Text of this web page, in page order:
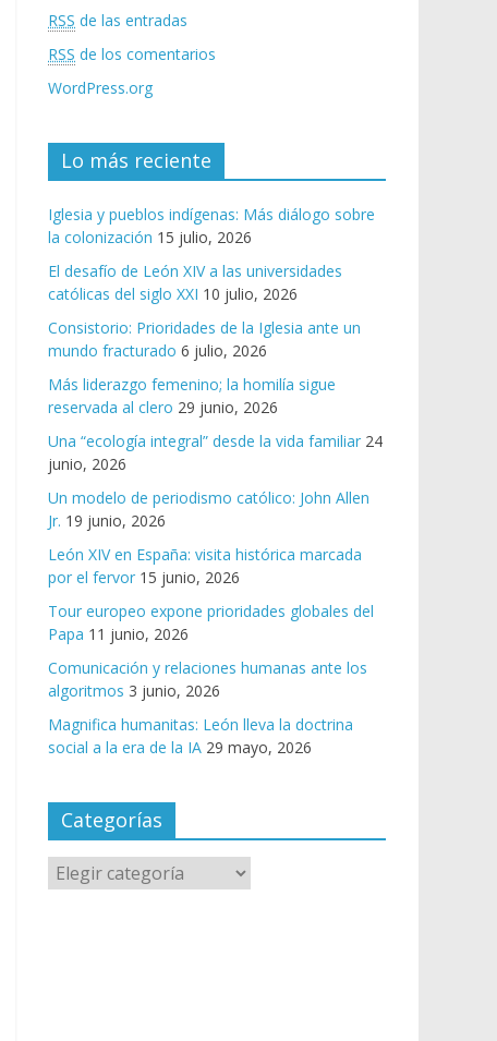
RSS de las entradas
RSS de los comentarios
WordPress.org
Lo más reciente
Iglesia y pueblos indígenas: Más diálogo sobre
la colonización 15 julio, 2026
El desafío de León XIV a las universidades
católicas del siglo XXI 10 julio, 2026
Consistorio: Prioridades de la Iglesia ante un
mundo fracturado 6 julio, 2026
Más liderazgo femenino; la homilía sigue
reservada al clero 29 junio, 2026
Una “ecología integral” desde la vida familiar 24
junio, 2026
Un modelo de periodismo católico: John Allen
Jr. 19 junio, 2026
León XIV en España: visita histórica marcada
por el fervor 15 junio, 2026
Tour europeo expone prioridades globales del
Papa 11 junio, 2026
Comunicación y relaciones humanas ante los
algoritmos 3 junio, 2026
Magnifica humanitas: León lleva la doctrina
social a la era de la IA 29 mayo, 2026
Categorías